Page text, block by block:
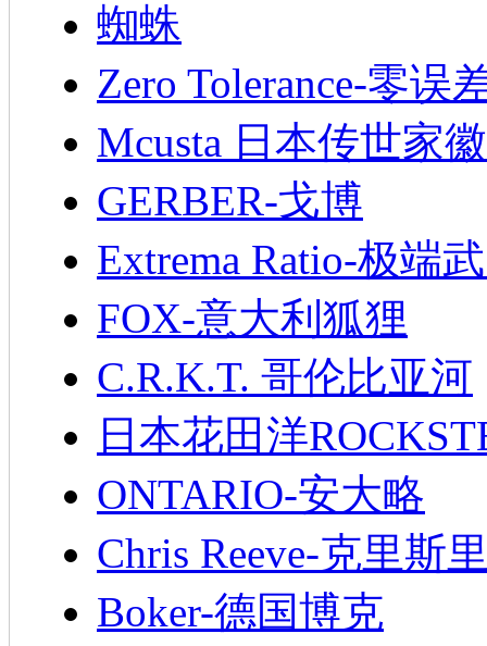
蜘蛛
Zero Tolerance-零误
Mcusta 日本传世家徽
GERBER-戈博
Extrema Ratio-极端
FOX-意大利狐狸
C.R.K.T. 哥伦比亚河
日本花田洋
ONTARIO-安大略
Chris Reeve-克里斯
Boker-德国博克